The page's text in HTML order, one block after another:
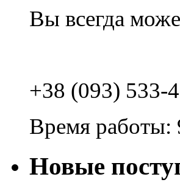
Вы всегда
+38 (093) 533-
Время работы:
Новые